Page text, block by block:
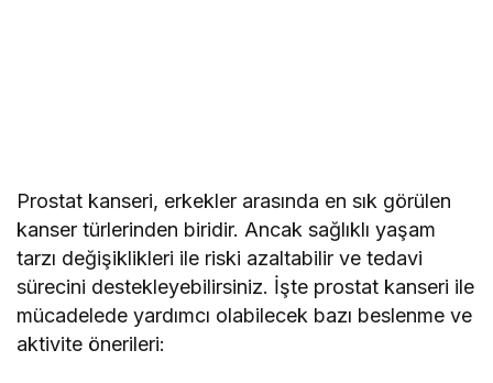
Prostat kanseri, erkekler arasında en sık görülen
kanser türlerinden biridir. Ancak sağlıklı yaşam
tarzı değişiklikleri ile riski azaltabilir ve tedavi
sürecini destekleyebilirsiniz. İşte prostat kanseri ile
mücadelede yardımcı olabilecek bazı beslenme ve
aktivite önerileri: